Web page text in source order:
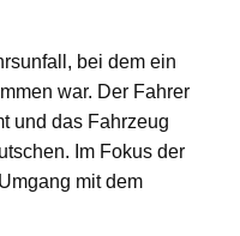
bei dem ein
war. Der Fahrer
und das Fahrzeug
Im Fokus der
mit dem